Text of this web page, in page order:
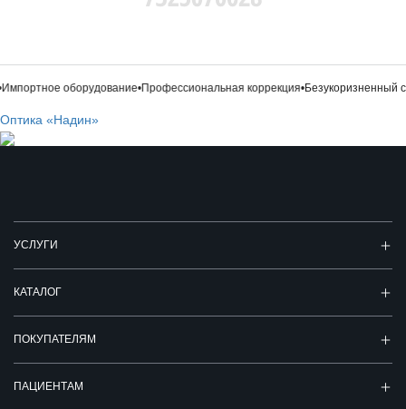
оборудование•Профессиональная коррекция•Безукоризненный
Оптика «Надин»
УСЛУГИ
КАТАЛОГ
ПОКУПАТЕЛЯМ
ПАЦИЕНТАМ